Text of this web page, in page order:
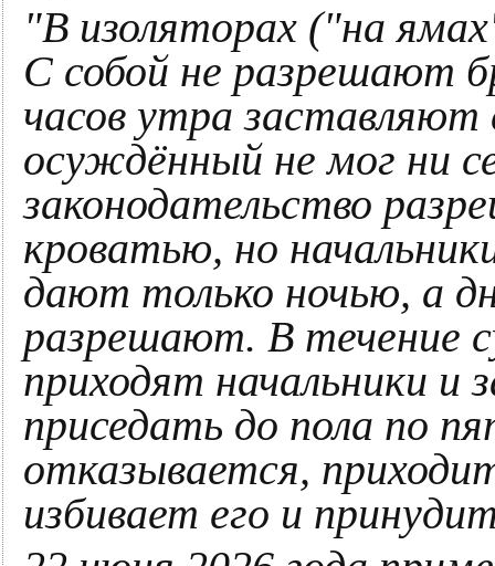
"В изоляторах ("на
С собой не разрешают
часов утра
осуждённый не мог ни
законодательство
кроватью, но
дают только ночью, а
разрешают. В течение
приходят начальники и
приседать до пола по
отказывается,
избивает его и